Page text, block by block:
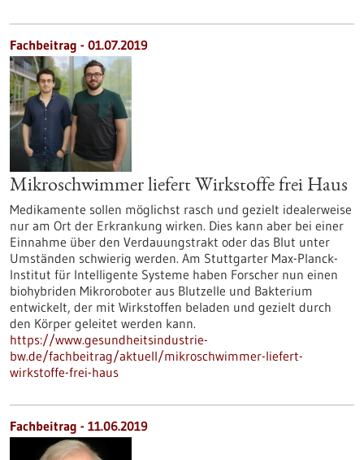
Fachbeitrag - 01.07.2019
Mikroschwimmer liefert Wirkstoffe frei Haus
Medikamente sollen möglichst rasch und gezielt idealerweise
nur am Ort der Erkrankung wirken. Dies kann aber bei einer
Einnahme über den Verdauungstrakt oder das Blut unter
Umständen schwierig werden. Am Stuttgarter Max-Planck-
Institut für Intelligente Systeme haben Forscher nun einen
biohybriden Mikroroboter aus Blutzelle und Bakterium
entwickelt, der mit Wirkstoffen beladen und gezielt durch
den Körper geleitet werden kann.
https://www.gesundheitsindustrie-
bw.de/fachbeitrag/aktuell/mikroschwimmer-liefert-
wirkstoffe-frei-haus
Fachbeitrag - 11.06.2019